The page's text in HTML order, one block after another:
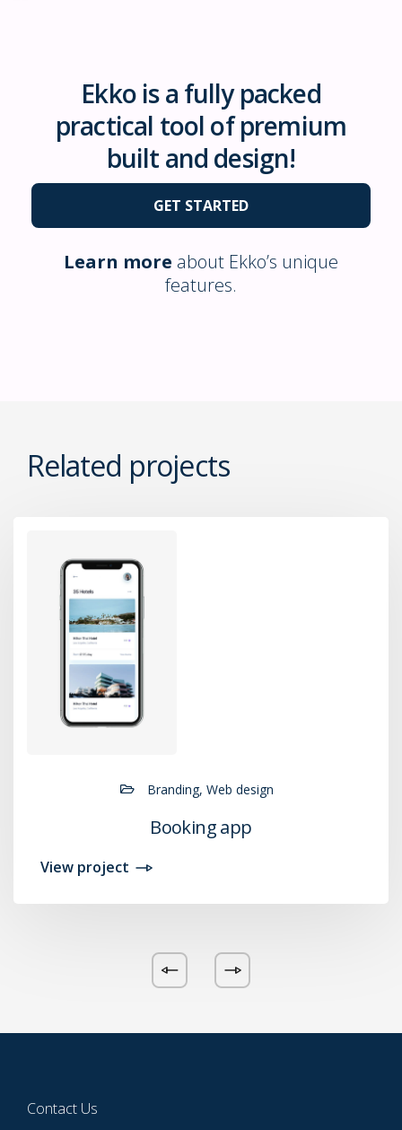
Ekko is a fully packed
practical tool of premium
built and design!
GET STARTED
Learn more about Ekko’s unique
features.
Related projects
Branding, Web design
Booking app
View project
Contact Us